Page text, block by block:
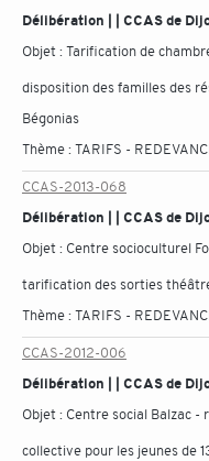
Délibération | | CCAS de
Objet :Tarification de
disposition des familles des
Bégonias
Thème :TARIFS -
CCAS-2013-068
Délibération | | CCAS de
Objet : Centre socioculturel
tarification des sorties
Thème :TARIFS -
CCAS-2012-006
Délibération | | CCAS de
Objet : Centre social Balzac -
collective pour les jeunes de